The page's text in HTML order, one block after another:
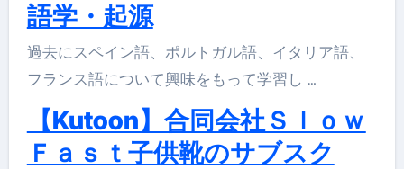
語学・起源
過去にスペイン語、ポルトガル語、イタリア語、
フランス語について興味をもって学習し …
【Kutoon】合同会社Ｓｌｏｗ
Ｆａｓｔ子供靴のサブスク